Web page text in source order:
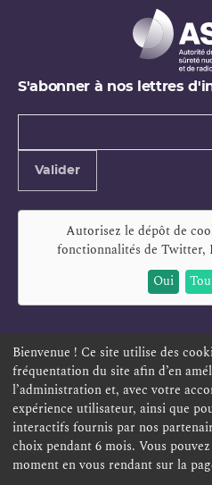
S'abonner à nos lettres
Types de
mail
Valider
Autorisez le dépôt de
fonctionnalités de Twitter,
Oui
ESPACE PERSONNEL OFFRES
TÉLÉSERVICES PLAN
ACCESSIBILITÉ
MENTIONS
Bienvenue ! Ce site utilise des
fréquentation du site afin d’en
l’administration et, avec votre
expérience utilisateur, ainsi que
interactifs fournis par nos
choix pendant 6 mois. Vous
moment en vous rendant sur la